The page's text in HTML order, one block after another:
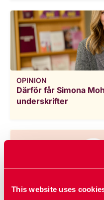
This website uses
OPINION
Därför får Simona
underskrifter